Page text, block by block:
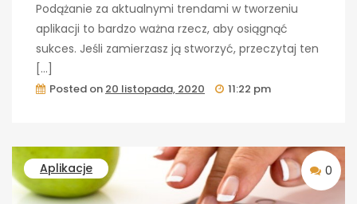
Podążanie za aktualnymi trendami w tworzeniu
aplikacji to bardzo ważna rzecz, aby osiągnąć
sukces. Jeśli zamierzasz ją stworzyć, przeczytaj ten
[…]
Posted on 20 listopada, 2020 11:22 pm
Aplikacje 0